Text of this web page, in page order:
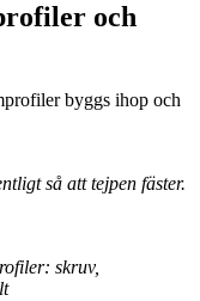
och
byggs ihop och
så att tejpen fäster.
skruv,